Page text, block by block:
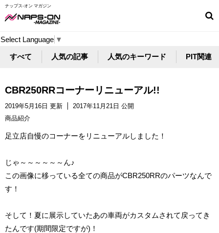
ナップス-オン マガジン
Select Language ▼
すべて 人気の記事 人気のキーワード PIT関連
CBR250RRコーナーリニューアル!!
2019年5月16日 更新
2017年11月21日 公開
商品紹介
足立店自慢のコーナーをリニューアルしました！
じゃ～～～～～～ん♪
この画像に移っている全ての商品がCBR250RRのパーツなんで
す！
そして！夏に展示していたあの車両がカスタムされて戻ってき
たんです(期間限定ですが)！